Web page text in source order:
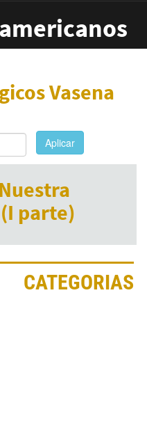
Vasena
Aplicar
parte)
CATEGORIAS